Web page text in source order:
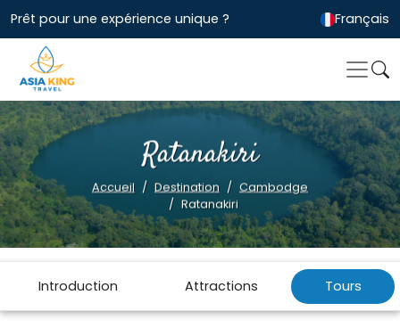
Prêt pour une expérience unique ? Français
Ratanakiri
Accueil Destination
Cambodge
Ratanakiri
Introduction Attractions Tours